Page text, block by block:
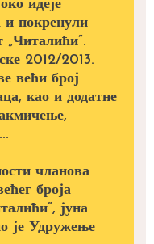
идеје
покренули
2012/2013.
већи број
као и додатне
чланова
броја
јуна
је Удружење